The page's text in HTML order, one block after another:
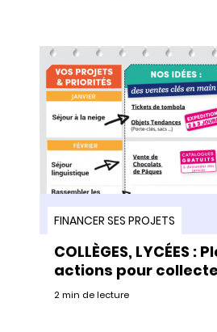
FINANCER SES PROJETS
COLLÈGES, LYCÉES :
actions pour
2 min de lecture